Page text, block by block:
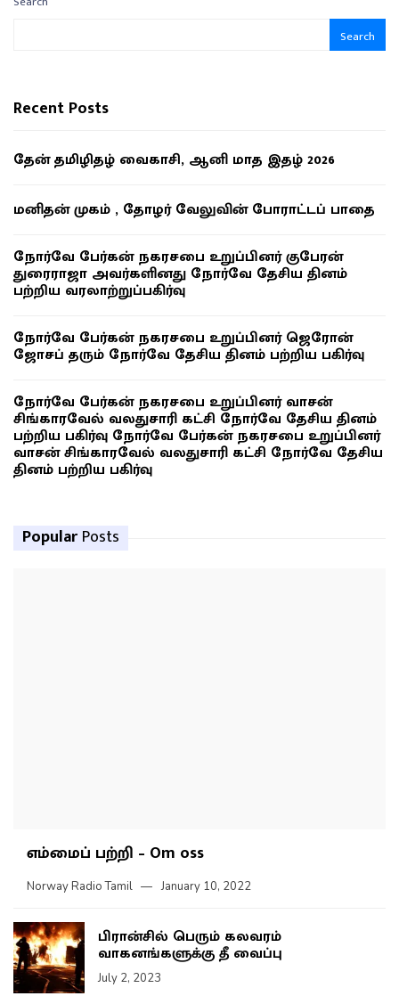
Search
Recent Posts
தேன் தமிழிதழ் வைகாசி, ஆனி மாத இதழ் 2026
மனிதன் முகம் , தோழர் வேலுவின் போராட்டப் பாதை
நோர்வே பேர்கன் நகரசபை உறுப்பினர் குபேரன்
துரைராஜா அவர்களினது நோர்வே தேசிய தினம்
பற்றிய வரலாற்றுப்பகிர்வு
நோர்வே பேர்கன் நகரசபை உறுப்பினர் ஜெரோன்
ஜோசப் தரும் நோர்வே தேசிய தினம் பற்றிய பகிர்வு
நோர்வே பேர்கன் நகரசபை உறுப்பினர் வாசன்
சிங்காரவேல் வலதுசாரி கட்சி நோர்வே தேசிய தினம்
பற்றிய பகிர்வு நோர்வே பேர்கன் நகரசபை உறுப்பினர்
வாசன் சிங்காரவேல் வலதுசாரி கட்சி நோர்வே தேசிய
தினம் பற்றிய பகிர்வு
Popular Posts
எம்மைப் பற்றி – Om oss
Norway Radio Tamil January 10, 2022
பிரான்சில் பெரும் கலவரம்
வாகனங்களுக்கு தீ வைப்பு
July 2, 2023